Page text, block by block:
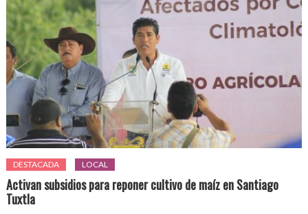
DESTACADA LOCAL
Activan subsidios para reponer cultivo de maíz en Santiago
Tuxtla